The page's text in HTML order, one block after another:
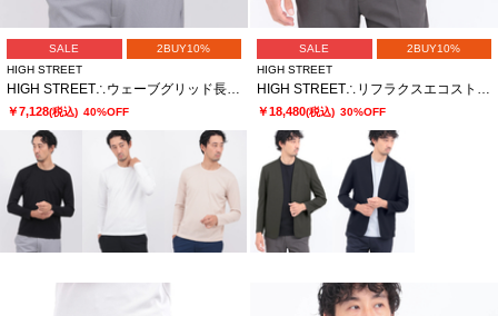
SALE
2BUY10%
HIGH STREET
HIGH STREET∴ウェーブグリッド長袖クルーネック
￥7,128(税込) 40%OFF
SALE
2BUY10%
HIGH STREET
HIGH STREET∴リフラクスエコストレッチノーカラージャケット
￥18,480(税込) 30%OFF